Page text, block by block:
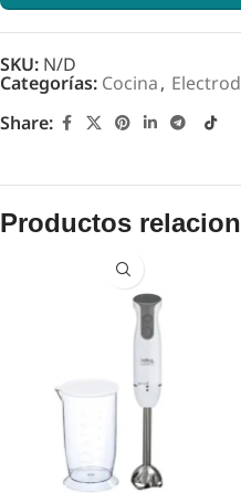
SKU: N/D
Categorías: Cocina,
Share:
Productos